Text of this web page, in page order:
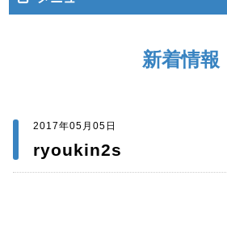
新着情報
2017年05月05日
ryoukin2s